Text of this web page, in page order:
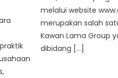
melalui website
merupakan salah
Kawan Lama Group
dibidang […]